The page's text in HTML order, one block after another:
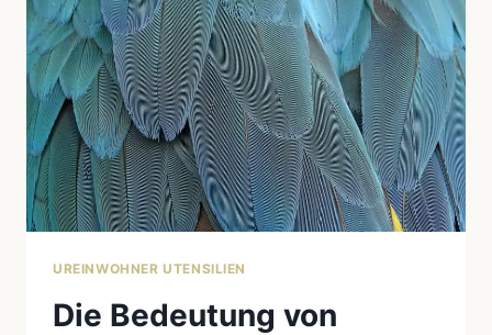
IN
KUNST
UND
ALLTAG
UREINWOHNER UTENSILIEN
Die Bedeutung von